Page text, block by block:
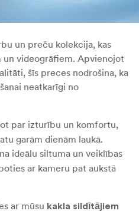
un preču kolekcija, kas
videogrāfiem. Apvienojot
šīs preces nodrošina, ka
neatkarīgi no
par izturību un komfortu,
garām dienām laukā.
ideālu siltuma un veiklības
ar kameru pat aukstā
ar mūsu kakla sildītājiem